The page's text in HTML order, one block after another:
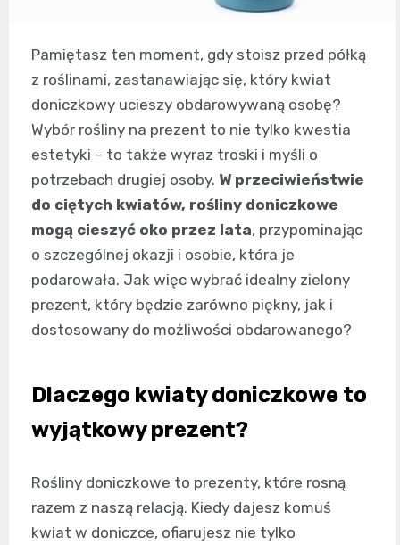
Pamiętasz ten moment, gdy stoisz przed półką
z roślinami, zastanawiając się, który kwiat
doniczkowy ucieszy obdarowywaną osobę?
Wybór rośliny na prezent to nie tylko kwestia
estetyki – to także wyraz troski i myśli o
potrzebach drugiej osoby. W przeciwieństwie
do ciętych kwiatów, rośliny doniczkowe
mogą cieszyć oko przez lata, przypominając
o szczególnej okazji i osobie, która je
podarowała. Jak więc wybrać idealny zielony
prezent, który będzie zarówno piękny, jak i
dostosowany do możliwości obdarowanego?
Dlaczego kwiaty doniczkowe to
wyjątkowy prezent?
Rośliny doniczkowe to prezenty, które rosną
razem z naszą relacją. Kiedy dajesz komuś
kwiat w doniczce, ofiarujesz nie tylko